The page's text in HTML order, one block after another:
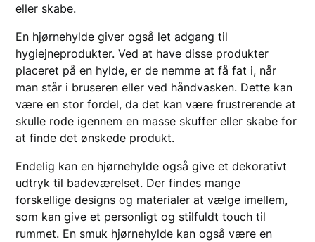
eller skabe.
En hjørnehylde giver også let adgang til
hygiejneprodukter. Ved at have disse produkter
placeret på en hylde, er de nemme at få fat i, når
man står i bruseren eller ved håndvasken. Dette kan
være en stor fordel, da det kan være frustrerende at
skulle rode igennem en masse skuffer eller skabe for
at finde det ønskede produkt.
Endelig kan en hjørnehylde også give et dekorativt
udtryk til badeværelset. Der findes mange
forskellige designs og materialer at vælge imellem,
som kan give et personligt og stilfuldt touch til
rummet. En smuk hjørnehylde kan også være en